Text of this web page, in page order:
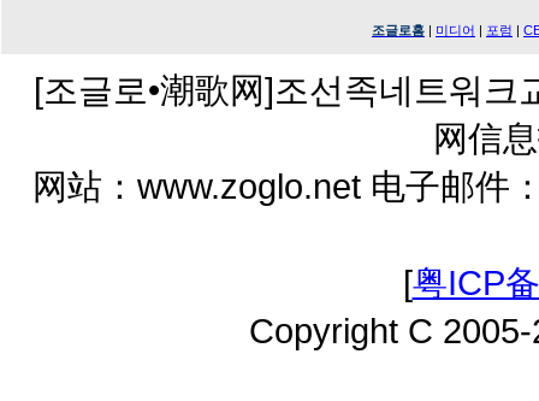
조글로홈 | 미디어 | 포럼 |
[조글로•潮歌网]조선족네트워크
网信
网站：www.zoglo.net 电子邮件
[粤ICP
Copyright C